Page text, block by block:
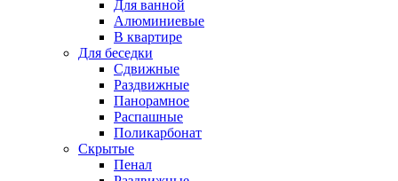
Для ванной
Алюминиевые
В квартире
Для беседки
Сдвижные
Раздвижные
Панорамное
Распашные
Поликарбонат
Скрытые
Пенал